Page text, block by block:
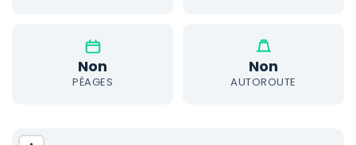
Non
PÉAGES
Non
AUTOROUTE